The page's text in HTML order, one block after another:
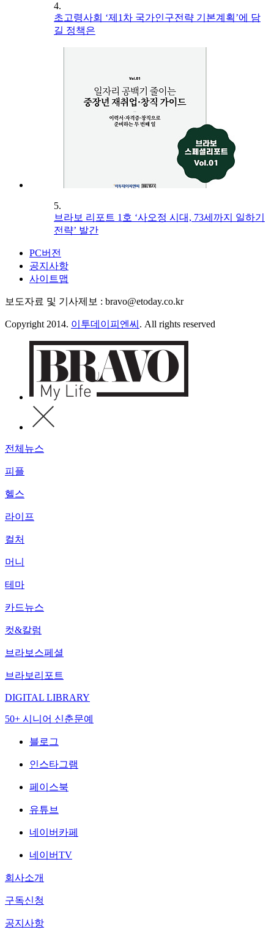
4.
초고령사회 ‘제1차 국가인구전략 기본계획’에 담
길 정책은
5.
브라보 리포트 1호 ‘사오정 시대, 73세까지 일하기
전략’ 발간
PC버전
공지사항
사이트맵
보도자료 및 기사제보 : bravo@etoday.co.kr
Copyright 2014. 이투데이피엔씨 . All rights reserved
전체뉴스
피플
헬스
라이프
컬처
머니
테마
카드뉴스
컷&칼럼
브라보스페셜
브라보리포트
DIGITAL LIBRARY
50+ 시니어 신춘문예
블로그
인스타그램
페이스북
유튜브
네이버카페
네이버TV
회사소개
구독신청
공지사항